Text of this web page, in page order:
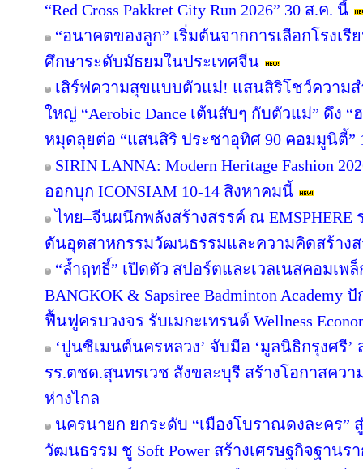
“Red Cross Pakkret City Run 2026” 30 ส.ค. นี้
“อนาคตของลูก” เริ่มต้นจากการเลือกโรงเ
ศึกษาระดับมัธยมในประเทศจีน
เสิร์ฟความสุขแบบตัวแม่! แสนสิริโชว์ความสำ
ใหญ่ “Aerobic Dance เต้นสับๆ กับตัวแม่” ดึง
หมุดลุยต่อ “แสนสิริ ประชาอุทิศ 90 คอมมูนิตี้”
SIRIN LANNA: Modern Heritage Fashion
ออกบุก ICONSIAM 10-14 สิงหาคมนี้
ไทย–จีนผนึกพลังสร้างสรรค์ ณ
ดันอุตสาหกรรมวัฒนธรรมและความคิดสร้างส
“ล้ำฤทธิ์” เปิดตัว สปอร์ตและเวลเนสคอมเพ
BANGKOK & Sapsiree Badminton
ฟื้นฟูครบวงจร รับเมกะเทรนด์ Wellness
‘ปูนซีเมนต์นครหลวง’ จับมือ ‘มูลนิธิกรุงศรี’
รร.ตชด.สุนทรเวช สังขละบุรี สร้างโอกาสคว
ห่างไกล
นครนายก ยกระดับ “เมืองโบราณดงละคร”
วัฒนธรรม ชู Soft Power สร้างเศรษฐกิจฐาน